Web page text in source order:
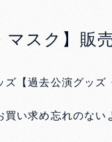
マスク】販
ズ【過去公演グッ
い求め忘れのない